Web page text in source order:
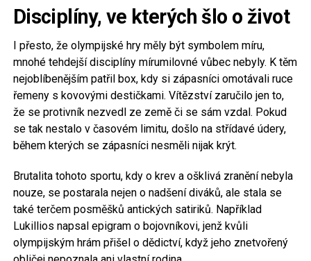
Disciplíny, ve kterých šlo o život
I přesto, že olympijské hry měly být symbolem míru,
mnohé tehdejší disciplíny mírumilovné vůbec nebyly. K těm
nejoblíbenějším patřil box, kdy si zápasníci omotávali ruce
řemeny s kovovými destičkami. Vítězství zaručilo jen to,
že se protivník nezvedl ze země či se sám vzdal. Pokud
se tak nestalo v časovém limitu, došlo na střídavé údery,
během kterých se zápasníci nesměli nijak krýt.
Brutalita tohoto sportu, kdy o krev a ošklivá zranění nebyla
nouze, se postarala nejen o nadšení diváků, ale stala se
také terčem posměšků antických satiriků. Například
Lukillios napsal epigram o bojovníkovi, jenž kvůli
olympijským hrám přišel o dědictví, když jeho znetvořený